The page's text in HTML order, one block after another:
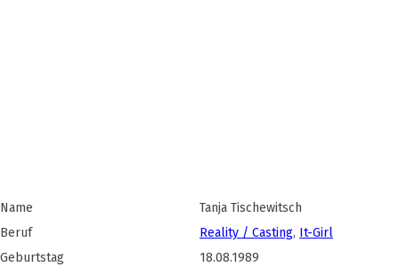
Name
Tanja Tischewitsch
Beruf
Reality / Casting, It-Girl
Geburtstag
18.08.1989